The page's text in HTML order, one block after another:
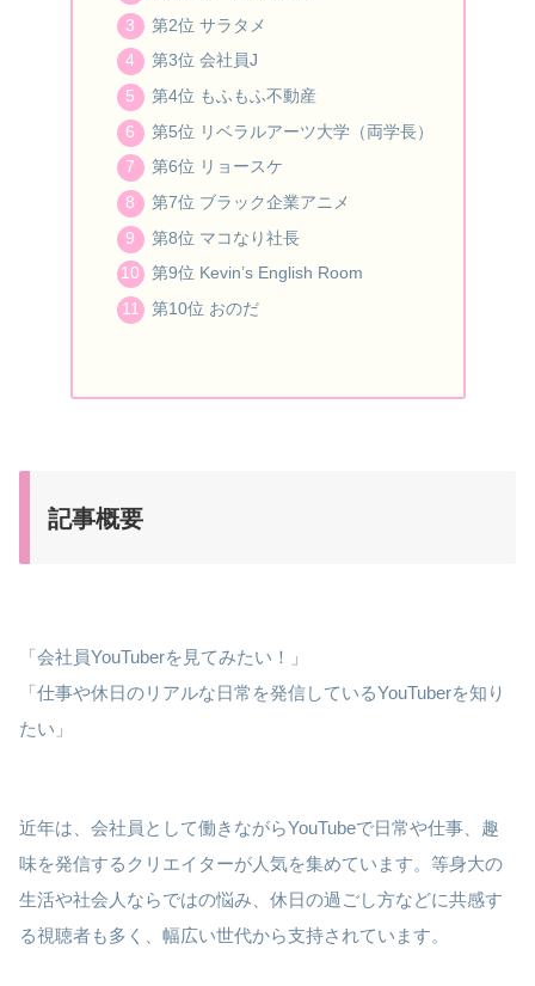
第2位 サラタメ
第3位 会社員J
第4位 もふもふ不動産
第5位 リベラルアーツ大学（両学長）
第6位 リョースケ
第7位 ブラック企業アニメ
第8位 マコなり社長
第9位 Kevin’s English Room
第10位 おのだ
記事概要
「会社員YouTuberを見てみたい！」
「仕事や休日のリアルな日常を発信しているYouTuberを知り
たい」
近年は、会社員として働きながらYouTubeで日常や仕事、趣
味を発信するクリエイターが人気を集めています。等身大の
生活や社会人ならではの悩み、休日の過ごし方などに共感す
る視聴者も多く、幅広い世代から支持されています。